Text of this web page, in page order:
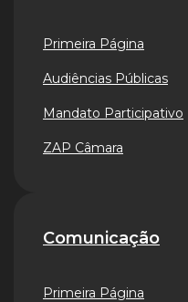
Primeira Página
Audiências Públicas
Mandato Participativo
ZAP Câmara
Comunicação
Primeira Página